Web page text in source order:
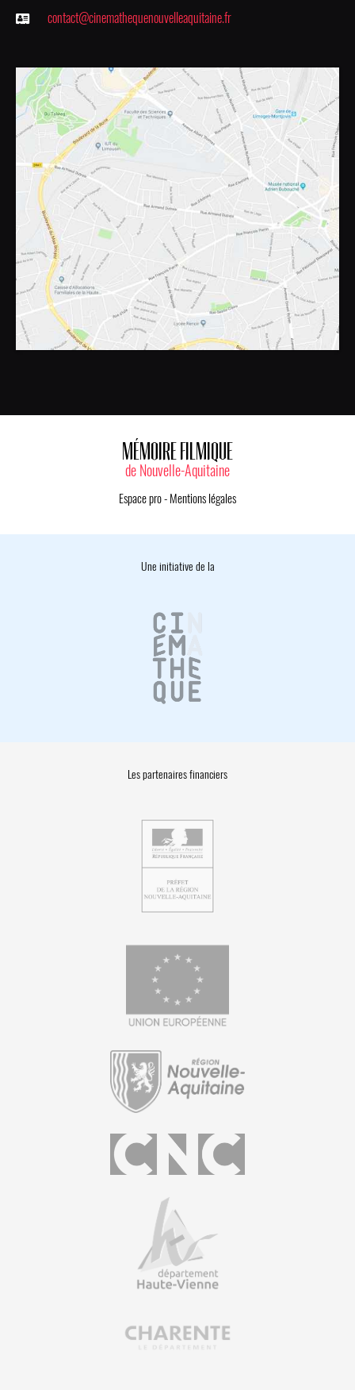
contact@cinemathequenouvelleaquitaine.fr
MÉMOIRE FILMIQUE
de Nouvelle-Aquitaine
Espace pro- Mentions légales
Une initiative de la
Les partenaires financiers